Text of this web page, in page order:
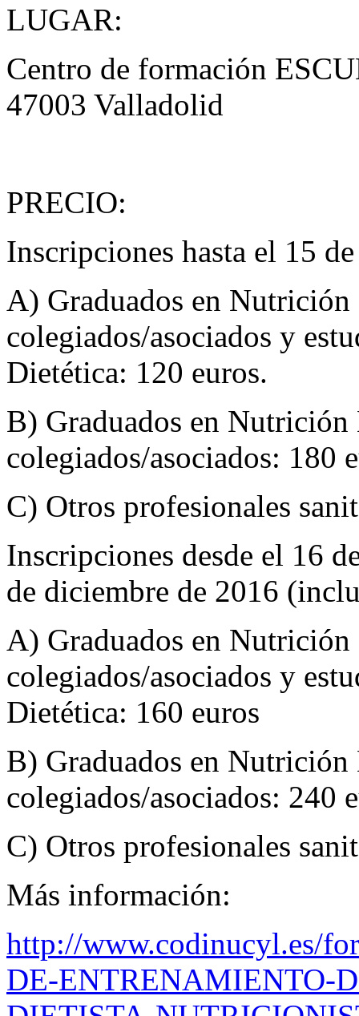
LUGAR:
Centro de formación
47003 Valladolid
PRECIO:
Inscripciones hasta el 15
A) Graduados en
colegiados/asociados y
Dietética: 120 euros.
B) Graduados en
colegiados/asociados: 180
C) Otros profesionales
Inscripciones desde el 16
de diciembre de 2016
A) Graduados en
colegiados/asociados y
Dietética: 160 euros
B) Graduados en
colegiados/asociados: 240
C) Otros profesionales
Más información:
http://www.codinucyl.es/
DE-ENTRENAMIENTO-